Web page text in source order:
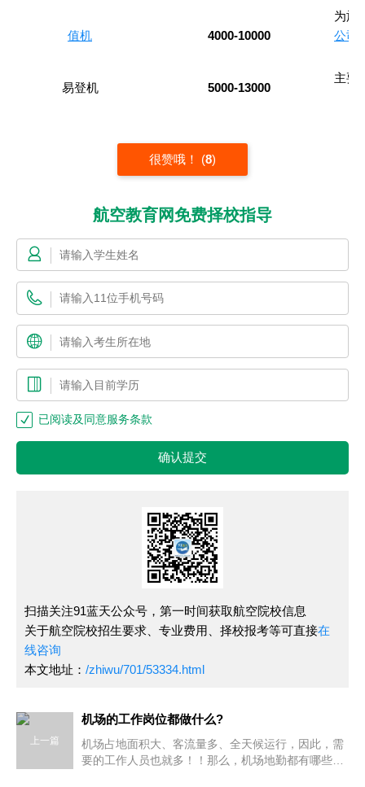
值机 4000-10000
为旅
公司
易登机 5000-13000
主要
很赞哦！ (8)
航空教育网免费择校指导
已阅读及同意服务条款
确认提交
扫描关注91蓝天公众号，第一时间获取航空院校信息
关于航空院校招生要求、专业费用、择校报考等可直接在
线咨询
本文地址： /zhiwu/701/53334.html
上一篇
机场的工作岗位都做什么?
机场占地面积大、客流量多、全天候运行，因此，需
要的工作人员也就多！！那么，机场地勤都有哪些岗